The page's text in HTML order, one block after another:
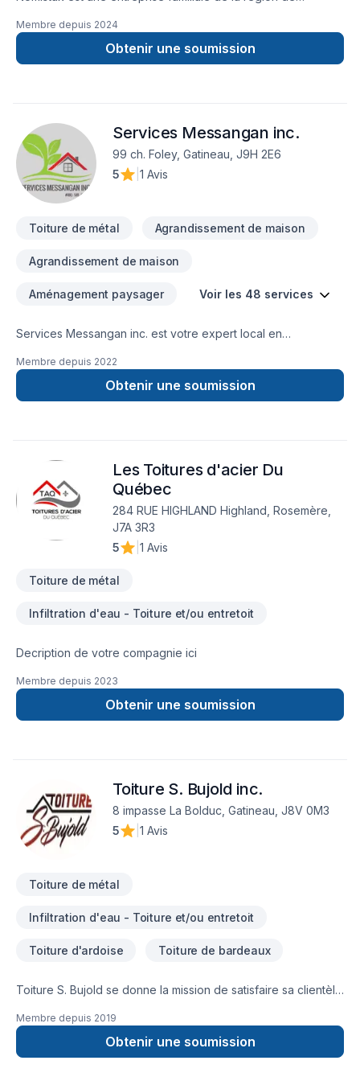
rénovation autant dans le secteur résidentiel que
commercial.Chaque projet signé Nomistak est un gage de
qualité et de professionalisme! Contactez nous au 873-455-
Membre depuis 2024
Obtenir une soumission
Services Messangan inc.
99 ch. Foley, Gatineau, J9H 2E6
5
1 Avis
Toiture de métal Agrandissement de maison
Agrandissement de maison
Aménagement paysager Voir les 48 services
Services Messangan inc. est votre expert local en
Calfeutrage, Commercial, Cuisine, Émondage, Entretien
paysager, Excavation intérieur, Garage, Patio, Pavage, Pavé
uni, Paysagement, Peinture, Peinture extérieur, Plancher,
rigueur. Nous croyons en l'importance d'une approche
personnalisée, adaptée à chaque client, pour garantir des
résultats au-delà de vos attentes. Confiez votre projet à une
équipe qui a à cœur votre satisfaction.
Membre depuis 2022
Obtenir une soumission
Les Toitures d'acier Du
Québec
284 RUE HIGHLAND Highland, Rosemère,
J7A 3R3
5
1 Avis
Toiture de métal
Infiltration d'eau - Toiture et/ou entretoit
Decription de votre compagnie ici
Membre depuis 2023
Obtenir une soumission
Toiture S. Bujold inc.
8 impasse La Bolduc, Gatineau, J8V 0M3
5
1 Avis
Toiture de métal
Infiltration d'eau - Toiture et/ou entretoit
Toiture d'ardoise Toiture de bardeaux
Toiture S. Bujold se donne la mission de satisfaire sa clientèle
professionnel et courtois avant, pendant et après la
réalisation des travaux. Ce qui permet de vous délivrer de
tout stress relié à ce projet majeur. Nous nous engageons à
Membre depuis 2019
Obtenir une soumission